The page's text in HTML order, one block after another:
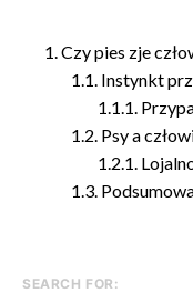
Czy pies zje
Instynkt
Psy a
SEARCH FOR: